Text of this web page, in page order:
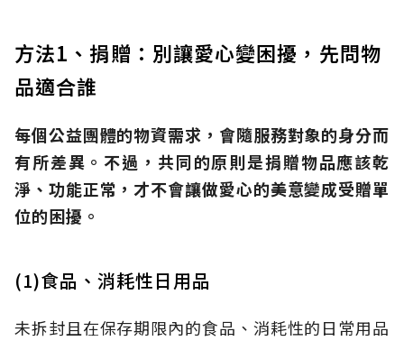
方法1、捐贈：別讓愛心變困擾，先問物
品適合誰
每個公益團體的物資需求，會隨服務對象的身分而
有所差異。不過，共同的原則是捐贈物品應該乾
淨、功能正常，才不會讓做愛心的美意變成受贈單
位的困擾。
(1)食品、消耗性日用品
未拆封且在保存期限內的食品、消耗性的日常用品